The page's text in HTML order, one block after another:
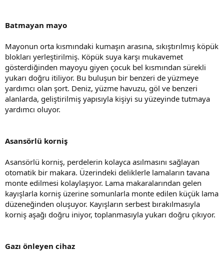
Batmayan mayo
Mayonun orta kısmındaki kumaşın arasına, sıkıştırılmış köpük
blokları yerleştirilmiş. Köpük suya karşı mukavemet
gösterdiğinden mayoyu giyen çocuk bel kısmından sürekli
yukarı doğru itiliyor. Bu buluşun bir benzeri de yüzmeye
yardımcı olan şort. Deniz, yüzme havuzu, göl ve benzeri
alanlarda, geliştirilmiş yapısıyla kişiyi su yüzeyinde tutmaya
yardımcı oluyor.
Asansörlü korniş
Asansörlü korniş, perdelerin kolayca asılmasını sağlayan
otomatik bir makara. Üzerindeki deliklerle lamaların tavana
monte edilmesi kolaylaşıyor. Lama makaralarından gelen
kayışlarla korniş üzerine somunlarla monte edilen küçük lama
düzeneğinden oluşuyor. Kayışların serbest bırakılmasıyla
korniş aşağı doğru iniyor, toplanmasıyla yukarı doğru çıkıyor.
Gazı önleyen cihaz